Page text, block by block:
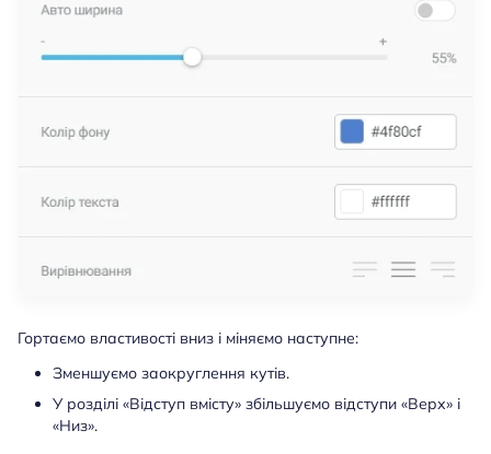
Гортаємо властивості вниз і міняємо наступне:
Зменшуємо заокруглення кутів.
У розділі «Відступ вмісту» збільшуємо відступи «Верх» і
«Низ».